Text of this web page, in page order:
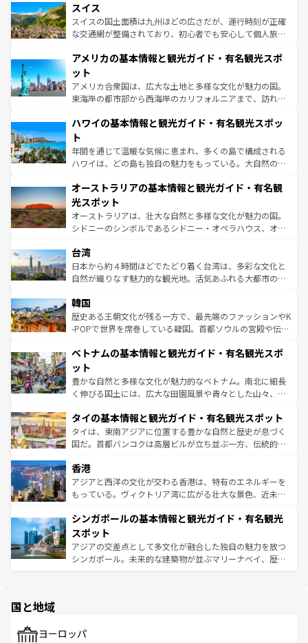
を参照してほしい。
は、お酒好きな人にはぜひ体験してほしい。 なお、新着の
ドイツ情報はコンテンツ一覧を参照してほしい。
リアごとに異なる魅力がある。また、優雅なアフタヌーン
ティー、ビール好きにはたまらない英国パブ、サッカー観
戦など、本場だからこそできる体験も豊富。イギリスを旅
ンツ一覧を参照してほしい。
スイス
スイスの国土面積は九州ほどの広さだが、運行時刻が正確
な交通網が整備されており、初心者でも安心して個人旅行
の建物がそのまま残る町や、スイスならではのユニークな
博物館もあり、アルプス観光だけでなく町歩きも満喫する
ことができる。国民の所得が高いため物価も高いが、旅行
者向けの交通パス提供のサービスもあり、うまく活用すれ
着のスイス情報はコンテンツ一覧を参照してほしい。
アメリカの基本情報と観光ガイド・有名観光スポ
ット
アメリカ合衆国は、広大な土地と多様な文化が魅力の国。
東海岸の都市部から西海岸のカリフォルニアまで、訪れる
のような巨大都市は、観光、ショッピング、エンターテイ
ンメントが詰まった刺激的なスポットだ。一方、アメリカ
西部には大自然が広がり、グランドキャニオンやイエロー
ストーン国立公園といった絶景が堪能できる。さらに、南
文化が魅力。旅行者はアメリカの各地域で異なる魅力を楽
しみながら、その多様性と豊かな歴史を感じることができ
るだろう。車でのロードトリップや列車の旅も、アメリカ
ならではの贅沢な旅のスタイルだ。 なお、新着のアメリカ
情報は コンテンツ一覧 を参照してほしい。
ハワイの基本情報と観光ガイド・有名観光スポッ
ト
年間を通じて温暖な気候に恵まれ、多くの島で構成される
ハワイは、どの島も独自の魅力をもっている。大自然の神
ワイ島は見逃せない。また、定番の観光地といえばオアフ
島だが、静かな自然を求めるならマウイ島やカウアイ島が
おすすめ。エメラルドグリーンに輝く海をはじめ、豊かな
文化や歴史が息づいている。「アロハスピリット」と呼ば
人々、おいしいローカルフードやハワイアンミュージッ
ク、伝統的なフラダンスなど、すべてがハワイの魅力を彩
っている。訪れるたびに新しい発見と感動が待っているハ
はコンテンツ一覧
オーストラリアの基本情報と観光ガイド・有名観
光スポット
オーストラリアは、壮大な自然と多様な文化が魅力の国。
シドニーのシンボルであるシドニー・オペラハウス、オー
リアリーフや大陸中央部にそびえるウルル（エアーズロッ
ク）、タスマニアの美しい原生林やケアンズの熱帯雨林な
ど、見どころがたくさん。また、カフェやワイン、オージ
いる。アクティビティも充実しており、サーフィンやダイ
ビング、ハイキングなど、アウトドア好きにはたまらな
い。オーストラリアの多彩な魅力を存分に味わいつくそ
参照してほしい。
台湾
日本から約４時間ほどでたどり着く台湾は、多彩な文化と
自然が織りなす魅力的な観光地。活気あふれる大都市の台
ン）、静ひつな山岳地帯である台湾東部など、都市の喧騒
と山間の静けさが共存しており、訪れる人に新しい発見と
驚きをもたらしてくれる。また、奥深い台湾の食文化も魅
容にもいいと評判のスイーツなど、バラエティ豊かな料理
照してほしい。
韓国
歴史ある王朝文化が残る一方で、最先端のファッションやK
-POPで世界を席巻している韓国。首都ソウルの宮殿や伝統
き、地方に足を延ばせば四季折々の自然美を楽しむことが
できる。そして、キムチや焼肉、絶品のストリートフード
まで、さまざまな韓国料理が待っている。夜には、韓国な
らではのナイトライフも堪能できる。あたたかいホスピタ
わってみてほしい。 なお、新着の韓国情報はコンテンツ一
覧 を参照してほしい。
ベトナムの基本情報と観光ガイド・有名観光スポ
ット
豊かな自然と多様な文化が魅力的なベトナム。南北に細長
く伸びる国土には、広大な田園風景や青々とした山々、世
急速な発展と共に伝統が息づく。ハノイの古い町並みやホ
ーチミン市のフランス統治時代の建物も、独特の雰囲気を
醸し出している。また、バラエティの豊かさとおいしさで
とつ。フォーやバインミー、ベトナムコーヒーなどは、ぜ
ひ現地で味わいたい。どの地域を訪れてもあたたかい人々
が旅行者を迎えてくれるので、きっと忘れられない旅にな
参照してほしい。
タイの基本情報と観光ガイド・有名観光スポット
タイは、東南アジアに位置する豊かな自然と歴史が息づく
国だ。首都バンコクは高層ビルが立ち並ぶ一方、伝統的な
の活気が交差している。北部ではチェンマイなどの山岳地
帯で自然と触れ合い、南部ではプーケットやクラビの美し
いビーチでリゾート気分を楽しむことができる。タイ料理
激する。気候は一年中温暖で、どの季節にも異なる楽しみ
が待っている。親しみやすいタイの人々、仏教を中心とし
た文化、そして多様な観光資源が、訪れる旅人を魅了し続
ける。 なお、新着のタイ情報はコンテンツ一覧を参照して
香港
アジアと西洋の文化が交わる香港は、特有のエネルギーを
もっている。ヴィクトリア湾に広がる壮大な景色、近未来
み、どこを訪れても感動するはず。観光スポットが密集し
ており、効率よく見どころを回れるのも魅力。息をのむよ
うな絶景から文化的な体験まで、香港を存分に楽しみ尽く
そう。 なお、新着の香港情報はコンテンツ一覧を参照して
シンガポールの基本情報と観光ガイド・有名観光
スポット
アジアの交差点として多文化が融合した独自の魅力を放つ
シンガポール。未来的な建築物が並ぶマリーナベイ、歴史
で、ホーカーズは地元の風情を楽しめる外せないスポット
国と地域
ヨーロッパ